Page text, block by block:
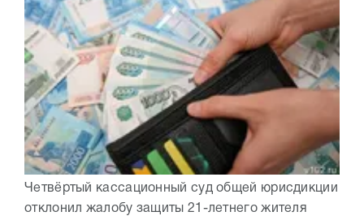
Четвёртый кассационный суд общей юрисдикции
отклонил жалобу защиты 21-летнего жителя